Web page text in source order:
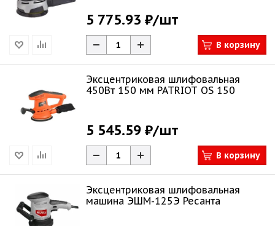
5 775.93 ₽/шт
В корзину
Эксцентриковая шлифовальная
450Вт 150 мм PATRIOT OS 150
5 545.59 ₽/шт
В корзину
Эксцентриковая шлифовальная
машина ЭШМ-125Э Ресанта